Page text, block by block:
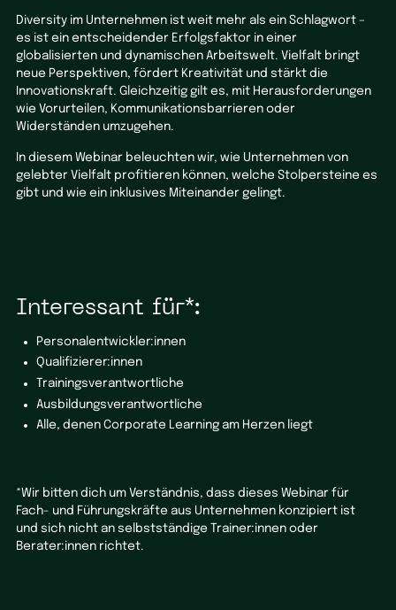
Diversity im Unternehmen ist weit mehr als ein Schlagwort –
es ist ein entscheidender Erfolgsfaktor in einer
globalisierten und dynamischen Arbeitswelt. Vielfalt bringt
neue Perspektiven, fördert Kreativität und stärkt die
Innovationskraft. Gleichzeitig gilt es, mit Herausforderungen
wie Vorurteilen, Kommunikationsbarrieren oder
Widerständen umzugehen.
In diesem Webinar beleuchten wir, wie Unternehmen von
gelebter Vielfalt profitieren können, welche Stolpersteine es
gibt und wie ein inklusives Miteinander gelingt.
Interessant für*:
Personalentwickler:innen
Qualifizierer:innen
Trainingsverantwortliche
Ausbildungsverantwortliche
Alle, denen Corporate Learning am Herzen liegt
*Wir bitten dich um Verständnis, dass dieses Webinar für
Fach- und Führungskräfte aus Unternehmen konzipiert ist
und sich nicht an selbstständige Trainer:innen oder
Berater:innen richtet.